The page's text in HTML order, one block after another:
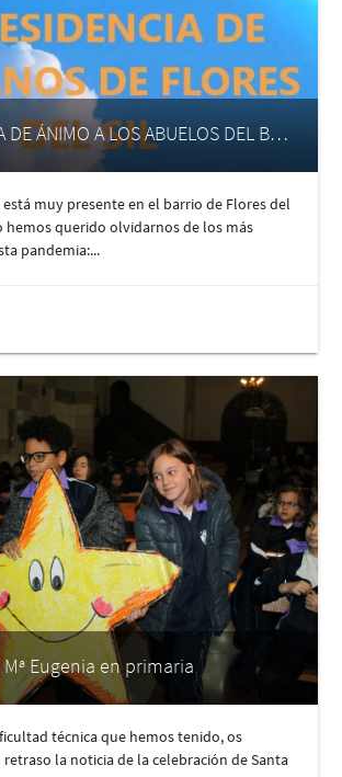
UNA PÍLDORA DE ÁNIMO A LOS ABUELOS DEL BARRIO.
muy presente en el barrio de Flores del
hemos querido olvidarnos de los más
pandemia:...
Eugenia en primaria
técnica que hemos tenido, os
la noticia de la celebración de Santa